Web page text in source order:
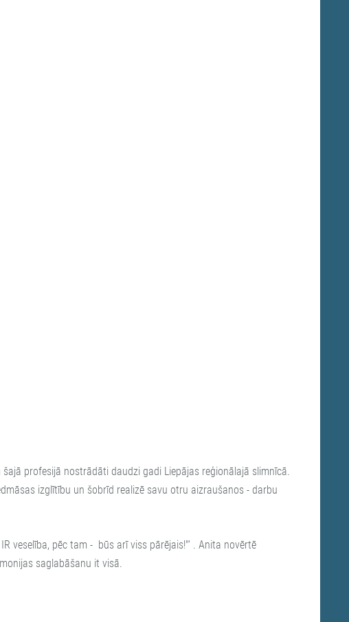
profesijā nostrādāti daudzi gadi Liepājas reģionālajā slimnīcā.
izglītību un šobrīd realizē savu otru aizraušanos - darbu
veselība, pēc tam - būs arī viss pārējais!"' . Anita novērtē
saglabāšanu it visā.